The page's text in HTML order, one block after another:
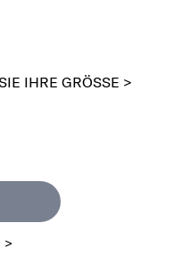
IHRE GRÖSSE >
>